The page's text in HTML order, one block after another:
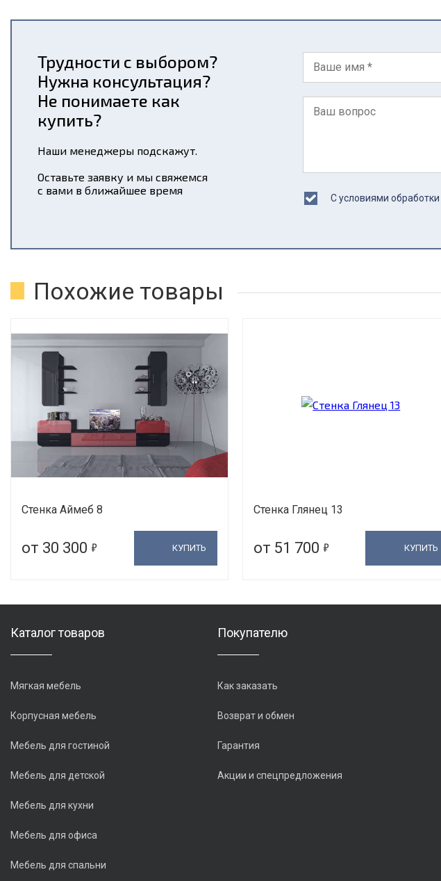
Трудности с выбором?
Нужна консультация?
Не понимаете как
купить?
Наши менеджеры подскажут.
Оставьте заявку и мы свяжемся
с вами в ближайшее время
С условиями обработки
Похожие товары
Стенка Аймеб 8
от 30 300 5 КУПИТЬ
Стенка Глянец 13
от 51 700 5 КУПИТЬ
Каталог товаров
Мягкая мебель
Корпусная мебель
Мебель для гостиной
Мебель для детской
Мебель для кухни
Мебель для офиса
Мебель для спальни
Покупателю
Как заказать
Возврат и обмен
Гарантия
Акции и спецпредложения